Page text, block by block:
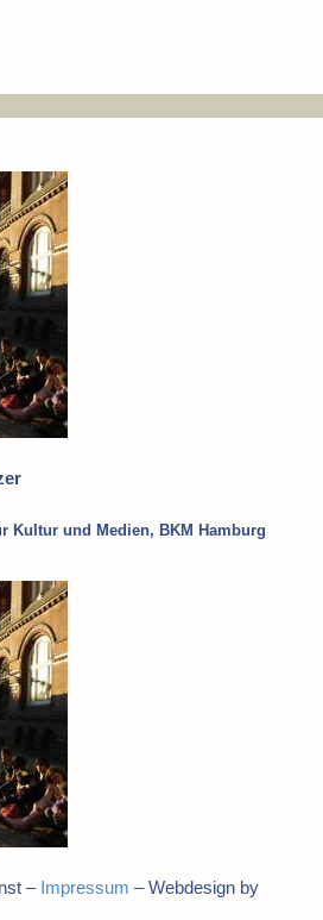
Kultur und Medien, BKM Hamburg
– Impressum – Webdesign by